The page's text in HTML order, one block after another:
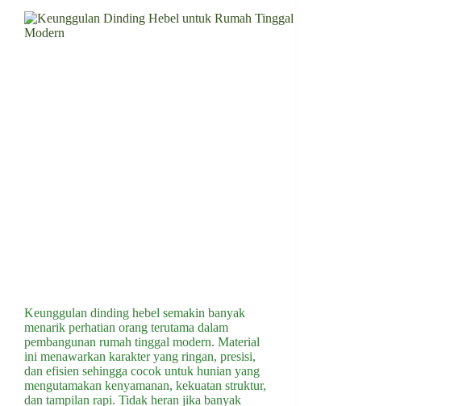
Keunggulan dinding hebel semakin banyak
menarik perhatian orang terutama dalam
pembangunan rumah tinggal modern. Material
ini menawarkan karakter yang ringan, presisi,
dan efisien sehingga cocok untuk hunian yang
mengutamakan kenyamanan, kekuatan struktur,
dan tampilan rapi. Tidak heran jika banyak